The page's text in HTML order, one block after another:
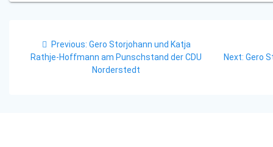
Previous: Previous
post:
Gero Storjohann und Katja
Rathje-Hoffmann am Punschstand der CDU
Norderstedt
Next: Next
Gero